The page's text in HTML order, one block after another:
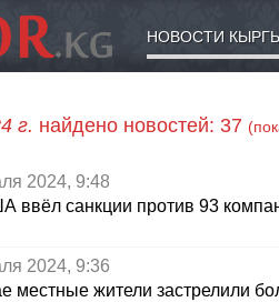
НОВОСТИ
г. найдено новостей: 37
2024, 9:48
ввёл санкции против 93
2024, 9:36
местные жители застрелили